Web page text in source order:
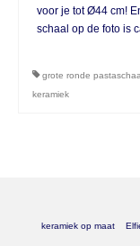
voor je tot Ø44 cm!
schaal op de foto is
grote ronde
keramiek
keramiek op maat